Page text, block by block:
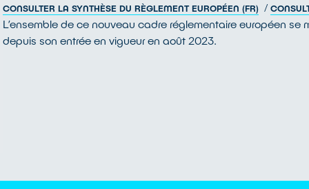
CONSULTER LA SYNTHÈSE DU RÈGLEMENT EUROPÉEN (FR) /
L’ensemble de ce nouveau cadre réglementaire européen se
depuis son entrée en vigueur en août 2023.